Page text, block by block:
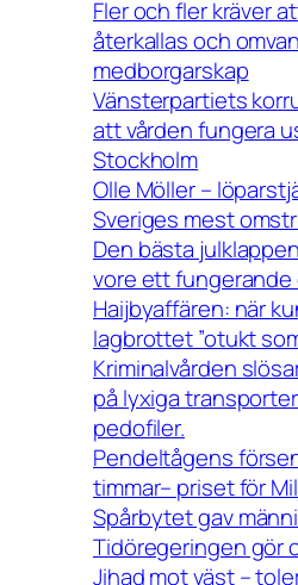
Fler och fler kräver
återkallas och
medborgarskap
Vänsterpartiets
att vården fungera
Stockholm
Olle Möller –
Sveriges mest
Den bästa
vore ett
Haijbyaffären: när
lagbrottet ”otukt
Kriminalvården
på lyxiga
pedofiler.
Pendeltågens
timmar– priset för
Spårbytet gav
Tidöregeringen gör
Jihad mot väst –